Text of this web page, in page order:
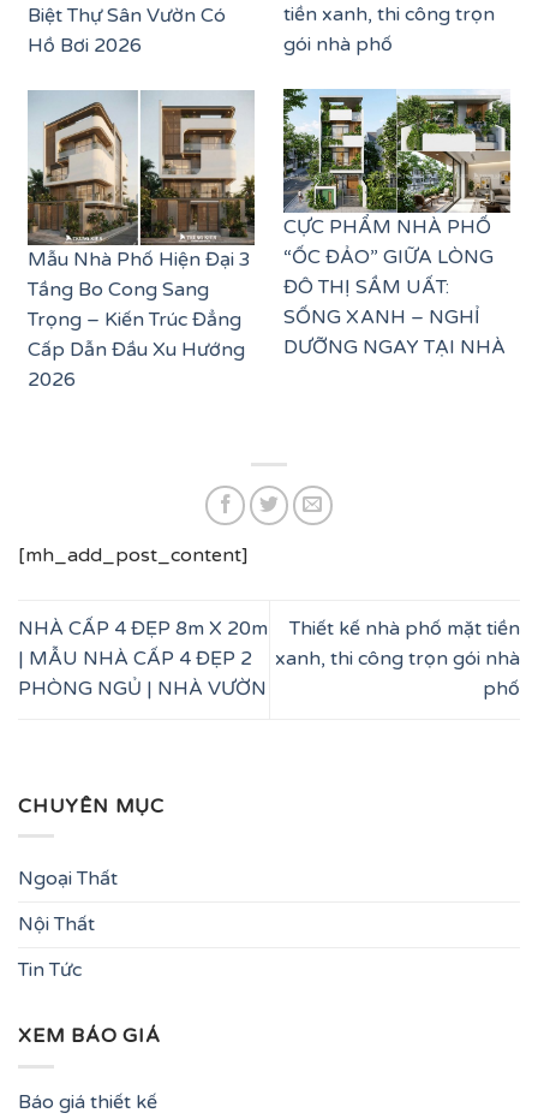
Biệt Thự Sân Vườn Có
Hồ Bơi 2026
Mẫu Nhà Phố Hiện Đại 3
Tầng Bo Cong Sang
Trọng – Kiến Trúc Đẳng
Cấp Dẫn Đầu Xu Hướng
2026
tiền xanh, thi công trọn
gói nhà phố
CỰC PHẨM NHÀ PHỐ
“ỐC ĐẢO” GIỮA LÒNG
ĐÔ THỊ SẦM UẤT:
SỐNG XANH – NGHỈ
DƯỠNG NGAY TẠI NHÀ
[mh_add_post_content]
NHÀ CẤP 4 ĐẸP 8m X 20m
| MẪU NHÀ CẤP 4 ĐẸP 2
PHÒNG NGỦ | NHÀ VƯỜN
Thiết kế nhà phố mặt tiền
xanh, thi công trọn gói nhà
phố
CHUYÊN MỤC
Ngoại Thất
Nội Thất
Tin Tức
XEM BÁO GIÁ
Báo giá thiết kế